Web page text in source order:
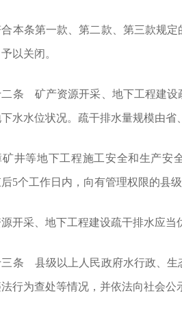
本条第一款、第二款、第三款规
以关闭。
条 矿产资源开采、地下工程建设
水水位状况。疏干排水量规模由
矿井等地下工程施工安全和生产安
后5个工作日内，向有管理权限的县
开采、地下工程建设疏干排水应
条 县级以上人民政府水行政、生
行为查处等情况，并依法向社会公